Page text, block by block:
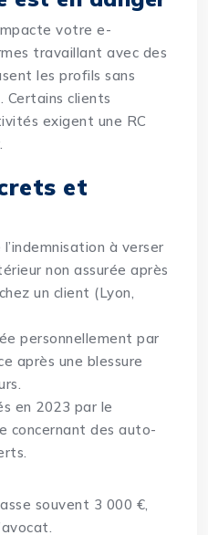
votre e-
travaillant avec des
les profils sans
Certains clients
exigent une RC
et
à verser
non assurée après
un client (Lyon,
personnellement par
après une blessure
en 2023 par le
concernant des auto-
souvent 3 000 €,